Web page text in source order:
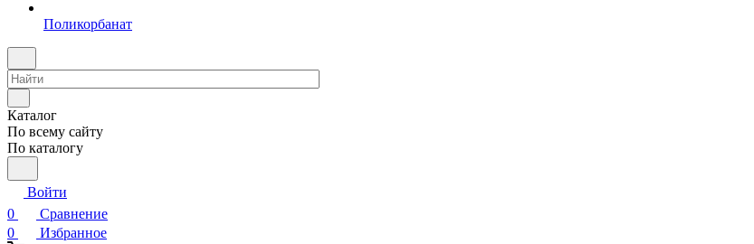
Поликорбанат
Каталог
По всему сайту
По каталогу
Войти
0
Сравнение
0
Избранное